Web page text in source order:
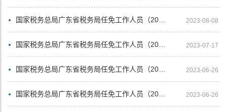
国家税务总局广东省税务局任免工作人员（2023年7月） 2023-08-08
国家税务总局广东省税务局任免工作人员（2023年6月） 2023-07-17
国家税务总局广东省税务局任免工作人员（2023年5月） 2023-06-26
国家税务总局广东省税务局任免工作人员（2023年4月） 2023-06-26